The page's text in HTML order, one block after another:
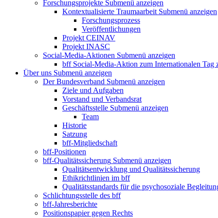
Forschungsprojekte Submenü anzeigen
Kontextualisierte Traumaarbeit Submenü anzeigen
Forschungsprozess
Veröffentlichungen
Projekt CEINAV
Projekt INASC
Social-Media-Aktionen Submenü anzeigen
bff Social-Media-Aktion zum Internationalen Tag
Über uns Submenü anzeigen
Der Bundesverband Submenü anzeigen
Ziele und Aufgaben
Vorstand und Verbandsrat
Geschäftsstelle Submenü anzeigen
Team
Historie
Satzung
bff-Mitgliedschaft
bff-Positionen
bff-Qualitätssicherung Submenü anzeigen
Qualitätsentwicklung und Qualitätssicherung
Ethikrichtlinien im bff
Qualitätsstandards für die psychosoziale
Schlichtungsstelle des bff
bff-Jahresberichte
Positionspapier gegen Rechts